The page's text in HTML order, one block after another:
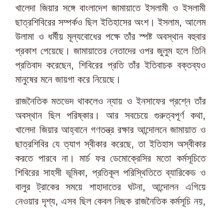
খালেদা জিয়ার সঙ্গে বাংলাদেশ জামায়াতে ইসলামী ও ইসলামী
ছাত্রশিবিরের সম্পর্কও ছিল ইতিহাসের অংশ। ইসলাম, আলেম
উলামা ও ধর্মীয় মূল্যবোধের পক্ষে তাঁর স্পষ্ট অবস্থান বহুবার
প্রকাশ পেয়েছে। জামায়াতের নেতাদের ওপর জুলুম হলে তিনি
প্রতিবাদ করেছেন, শিবিরের প্রতি তাঁর ইতিবাচক বক্তব্যও
মানুষের মনে জায়গা করে নিয়েছে।
রাজনৈতিক মতভেদ থাকলেও ন্যায় ও ইনসাফের প্রশ্নে তাঁর
অবস্থান ছিল পরিষ্কার। আর সবচেয়ে গুরুত্বপূর্ণ কথা,
খালেদা জিয়ার আহ্বানে গণতন্ত্র রক্ষার আন্দোলনে জামায়াত ও
ছাত্রশিবির যে ত্যাগ স্বীকার করেছে, তা ইতিহাস অস্বীকার
করতে পারবে না। মার্চ ফর ডেমোক্রেসির মতো কর্মসূচিতে
শিবিরের সাহসী ভূমিকা, প্রতিকূল পরিস্থিতিতে ব্যারিকেড ও
বালুর ট্রাকের সময়ে শাহাদাতের ঘটনা, আন্দোলন এগিয়ে
নেওয়ার দৃশ্য, এসব ছিল কেবল নিছক রাজনৈতিক কর্মসূচি নয়,